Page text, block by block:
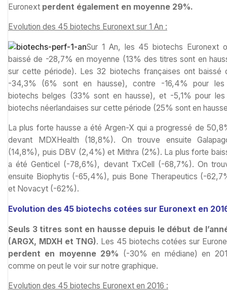
Euronext perdent également en moyenne 29%.
Evolution des 45 biotechs Euronext sur 1 An :
Sur 1 An, les 45 biotechs Euronext
baissé de -28,7% en moyenne (13% des titres sont en
sur cette période). Les 32 biotechs françaises ont baissé
-34,3% (6% sont en hausse), contre -16,4% pour
biotechs belges (33% sont en hausse), et -5,1% pour
biotechs néerlandaises sur cette période (25% sont en
La plus forte hausse a été Argen-X qui a progressé de
devant MDXHealth (18,8%). On trouve ensuite
(14,8%), puis DBV (2,4%) et Mithra (2%). La plus forte
a été Genticel (-78,6%), devant TxCell (-68,7%). On
ensuite Biophytis (-65,4%), puis Bone Therapeutics (-
et Novacyt (-62%).
Evolution des 45 biotechs cotées sur Euronext en
Seuls 3 titres sont en hausse depuis le début de
(ARGX, MDXH et TNG). Les 45 biotechs cotées sur
perdent en moyenne 29% (-30% en médiane) en
comme on peut le voir sur notre graphique.
Evolution des 45 biotechs Euronext en 2016 :